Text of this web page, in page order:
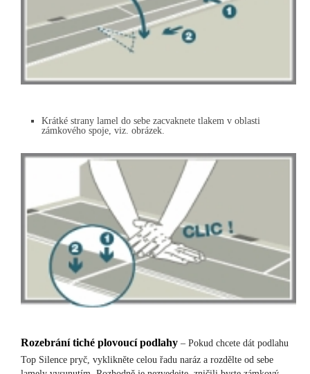
Krátké strany lamel do sebe zacvaknete tlakem v oblasti
zámkového spoje, viz. obrázek.
Rozebrání tiché plovoucí podlahy – Pokud chcete dát podlahu
Top Silence pryč, vyklikněte celou řadu naráz a rozdělte od sebe